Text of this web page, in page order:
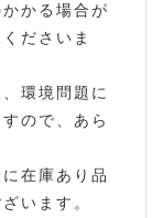
かる場合が
ださいま
環境問題に
ので、あら
在庫あり品
います。